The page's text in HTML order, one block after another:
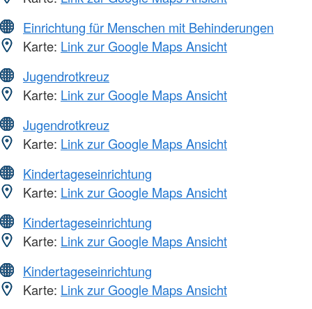
Einrichtung für Menschen mit Behinderungen
Karte: Link zur Google Maps Ansicht
Jugendrotkreuz
Karte: Link zur Google Maps Ansicht
Jugendrotkreuz
Karte: Link zur Google Maps Ansicht
Kindertageseinrichtung
Karte: Link zur Google Maps Ansicht
Kindertageseinrichtung
Karte: Link zur Google Maps Ansicht
Kindertageseinrichtung
Karte: Link zur Google Maps Ansicht